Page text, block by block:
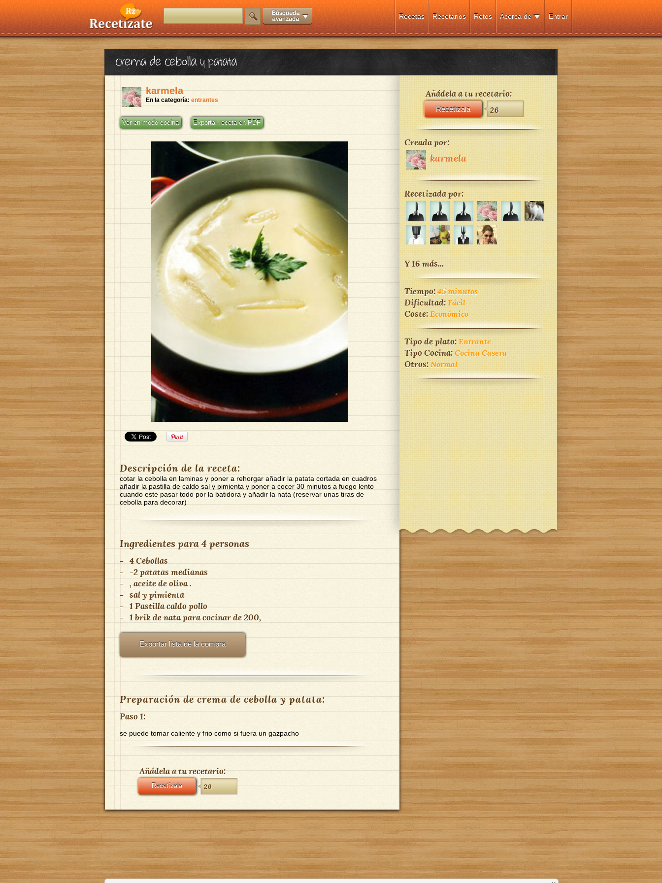
Entrar
Acerca de
Retos
Recetarios
Recetas
crema de cebolla y patata
karmela
En la categoría: entrantes
Ver en modo cocina Exportar receta en PDF
Descripción de la receta:
cotar la cebolla en laminas y poner a rehorgar añadir la patata cortada en cuadros
añadir la pastilla de caldo sal y pimienta y poner a cocer 30 minutos a fuego lento
cuando este pasar todo por la batidora y añadir la nata (reservar unas tiras de
cebolla para decorar)
Ingredientes para4 personas
- 4 Cebollas
- -2 patatas medianas
- , aceite de oliva .
- sal y pimienta
- 1 Pastilla caldo pollo
- 1 brik de nata para cocinar de 200,
Exportar lista de la compra
Preparación de crema de cebolla y patata:
Paso 1:
se puede tomar caliente y frio como si fuera un gazpacho
Añádela a tu recetario:
Recetízala 26
Añádela a tu recetario:
Recetízala 26
Creada por:
karmela
Recetizada por:
Y 16 más...
Tiempo:45 minutos
Dificultad:Fácil
Coste:Económico
Tipo de plato:Entrante
Tipo Cocina:Cocina Casera
Otros:Normal